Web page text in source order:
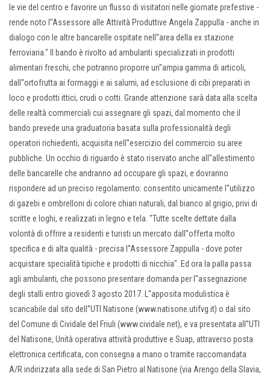
le vie del centro e favorire un flusso di visitatori nelle giornate prefestive -
rende noto l''Assessore alle Attività Produttive Angela Zappulla - anche in
dialogo con le altre bancarelle ospitate nell''area della ex stazione
ferroviaria." Il bando è rivolto ad ambulanti specializzati in prodotti
alimentari freschi, che potranno proporre un''ampia gamma di articoli,
dall''ortofrutta ai formaggi e ai salumi, ad esclusione di cibi preparati in
loco e prodotti ittici, crudi o cotti. Grande attenzione sarà data alla scelta
delle realtà commerciali cui assegnare gli spazi, dal momento che il
bando prevede una graduatoria basata sulla professionalità degli
operatori richiedenti, acquisita nell''esercizio del commercio su aree
pubbliche. Un occhio di riguardo è stato riservato anche all''allestimento
delle bancarelle che andranno ad occupare gli spazi, e dovranno
rispondere ad un preciso regolamento: consentito unicamente l''utilizzo
di gazebi e ombrelloni di colore chiari naturali, dal bianco al grigio, privi di
scritte e loghi, e realizzati in legno e tela. "Tutte scelte dettate dalla
volontà di offrire a residenti e turisti un mercato dall''offerta molto
specifica e di alta qualità - precisa l''Assessore Zappulla - dove poter
acquistare specialità tipiche e prodotti di nicchia". Ed ora la palla passa
agli ambulanti, che possono presentare domanda per l''assegnazione
degli stalli entro giovedì 3 agosto 2017. L''apposita modulistica è
scaricabile dal sito dell''UTI Natisone (www.natisone.utifvg.it) o dal sito
del Comune di Cividale del Friuli (www.cividale.net), e va presentata all''UTI
del Natisone, Unità operativa attività produttive e Suap, attraverso posta
elettronica certificata, con consegna a mano o tramite raccomandata
A/R indirizzata alla sede di San Pietro al Natisone (via Arengo della Slavia,